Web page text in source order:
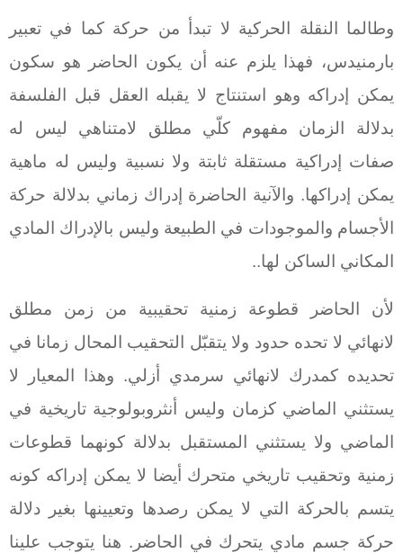
وطالما النقلة الحركية لا تبدأ من حركة كما في تعبير
بارمنيدس، فهذا يلزم عنه أن يكون الحاضر هو سكون
يمكن إدراكه وهو استنتاج لا يقبله العقل قبل الفلسفة
بدلالة الزمان مفهوم كلّي مطلق لامتناهي ليس له
صفات إدراكية مستقلة ثابتة ولا نسبية وليس له ماهية
يمكن إدراكها. والآنية الحاضرة إدراك زماني بدلالة حركة
الأجسام والموجودات في الطبيعة وليس بالإدراك المادي
المكاني الساكن لها..
لأن الحاضر قطوعة زمنية تحقيبية من زمن مطلق
لانهائي لا تحده حدود ولا يتقبّل التحقيب المحال زمانا في
تحديده كمدرك لانهائي سرمدي أزلي. وهذا المعيار لا
يستثني الماضي كزمان وليس أنثروبولوجية تاريخية في
الماضي ولا يستثني المستقبل بدلالة كونهما قطوعات
زمنية وتحقيب تاريخي متحرك أيضا لا يمكن إدراكه كونه
يتسم بالحركة التي لا يمكن رصدها وتعيينها بغير دلالة
حركة جسم مادي يتحرك في الحاضر. هنا يتوجب علينا